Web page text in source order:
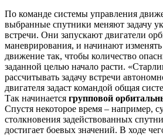
По команде системы управления
выбранные спутники меняют задачу
встречи. Они запускают двигатели
маневрирования, и начинают изменять
движение так, чтобы количество
заданной целью начало расти.
рассчитывать задачу встречи
двигателя задаст командой общая
Так начинается групповой
Спустя некоторое время – например,
столкновения задействованных
достигает боевых значений. В ходе